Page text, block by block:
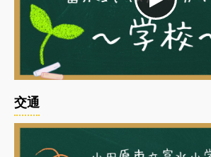
交通